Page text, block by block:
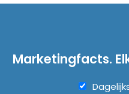
Marketingfacts.